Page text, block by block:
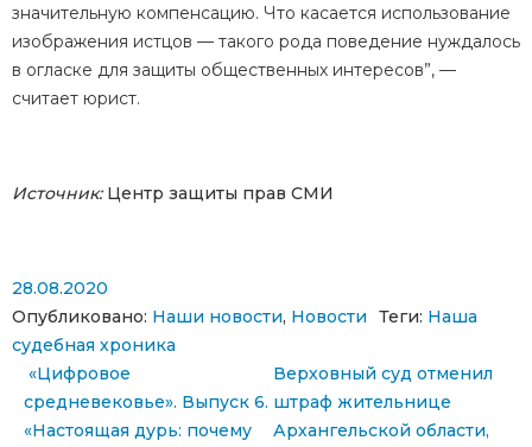
значительную компенсацию. Что касается использование
изображения истцов — такого рода поведение нуждалось
в огласке для защиты общественных интересов”, —
считает юрист.
Источник:Центр защиты прав СМИ
28.08.2020
Опубликовано: Наши новости, Новости Теги: Наша
судебная хроника
Навигация по записям
«Цифровое
средневековье». Выпуск 6.
«Настоящая дурь: почему
Верховный суд отменил
штраф жительнице
Архангельской области,